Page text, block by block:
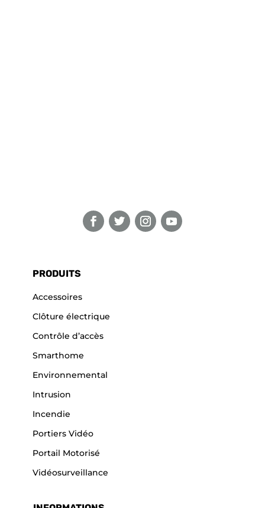
PRODUITS
Accessoires
Clôture électrique
Contrôle d’accès
Smarthome
Environnemental
Intrusion
Incendie
Portiers Vidéo
Portail Motorisé
Vidéosurveillance